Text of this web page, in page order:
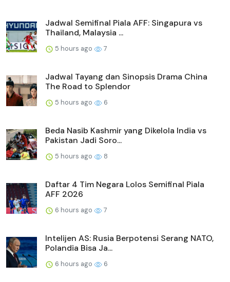
Jadwal Semifinal Piala AFF: Singapura vs
Thailand, Malaysia ...
5 hours ago 7
Jadwal Tayang dan Sinopsis Drama China
The Road to Splendor
5 hours ago 6
Beda Nasib Kashmir yang Dikelola India vs
Pakistan Jadi Soro...
5 hours ago 8
Daftar 4 Tim Negara Lolos Semifinal Piala
AFF 2026
6 hours ago 7
Intelijen AS: Rusia Berpotensi Serang NATO,
Polandia Bisa Ja...
6 hours ago 6